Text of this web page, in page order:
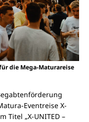
die Mega-Maturareise
Eventreise X-
Titel „X-UNITED –